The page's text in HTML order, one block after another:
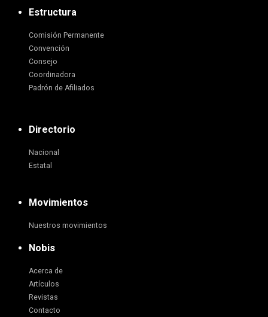
Estructura
Comisión Permanente
Convención
Consejo
Coordinadora
Padrón de Afiliados
Directorio
Nacional
Estatal
Movimientos
Nuestros movimientos
Nobis
Acerca de
Artículos
Revistas
Contacto